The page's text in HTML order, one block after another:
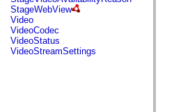
flash.permissions
flash.printing
flash.profiler
flash.sampler
flash.security
flash.sensors
StageWebView
Video
VideoCodec
VideoStatus
VideoStreamSettings